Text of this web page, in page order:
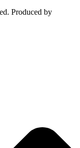
Produced by